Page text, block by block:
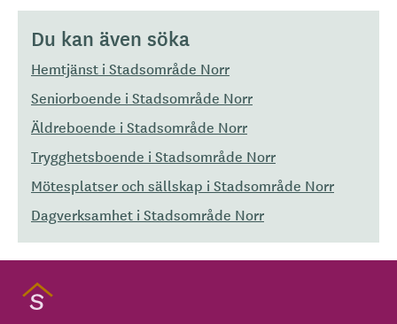
Du kan även söka
Hemtjänst i Stadsområde Norr
Seniorboende i Stadsområde Norr
Äldreboende i Stadsområde Norr
Trygghetsboende i Stadsområde Norr
Mötesplatser och sällskap i Stadsområde Norr
Dagverksamhet i Stadsområde Norr